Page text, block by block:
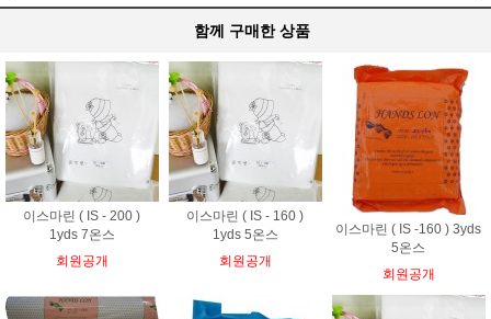
함께 구매한 상품
이스마린 ( IS - 200 )
1yds 7온스
회원공개
이스마린 ( IS - 160 )
1yds 5온스
회원공개
이스마린 ( IS -160 ) 3yds
5온스
회원공개